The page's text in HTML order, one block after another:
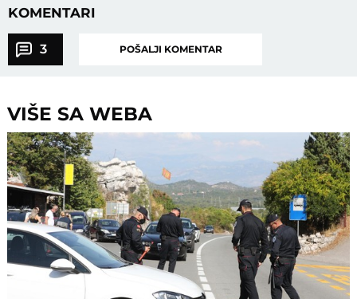
KOMENTARI
3 POŠALJI KOMENTAR
VIŠE SA WEBA